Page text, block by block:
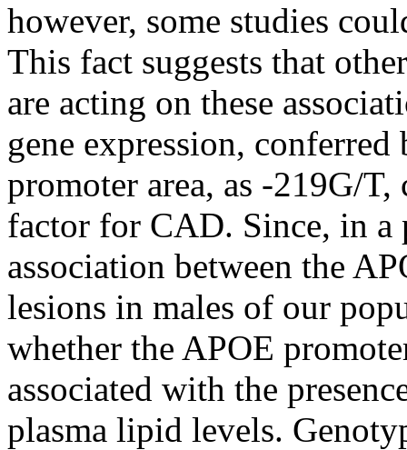
however, some studies
This fact suggests that
are acting on these
gene expression,
promoter area, as -219G/
factor for CAD. Since, in a
association between the
lesions in males of our
whether the APOE
associated with the
plasma lipid levels.